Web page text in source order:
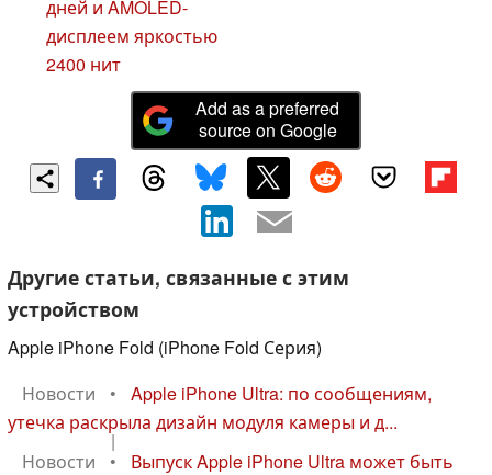
дней и AMOLED-
дисплеем яркостью
2400 нит
Add as a preferred
source on Google
Другие статьи, связанные с этим
устройством
Apple iPhone Fold (iPhone Fold Серия)
Новости
•
Apple iPhone Ultra: по сообщениям,
утечка раскрыла дизайн модуля камеры и д...
|
Новости
•
Выпуск Apple iPhone Ultra может быть